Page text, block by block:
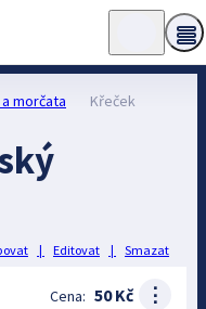
morčata
Křeček
| Editovat | Smazat
Cena: 50 Kč ⋮